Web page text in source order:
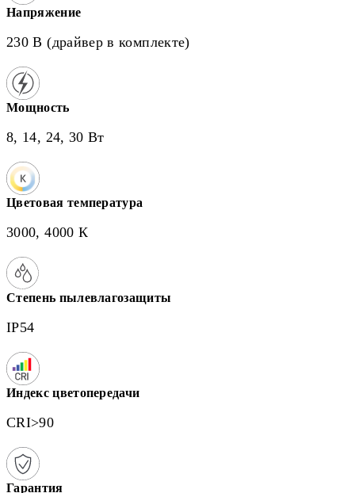
Напряжение
230 В (драйвер в комплекте)
Мощность
8, 14, 24, 30 Вт
Цветовая температура
3000, 4000 К
Степень пылевлагозащиты
IP54
Индекс цветопередачи
CRI>90
Гарантия